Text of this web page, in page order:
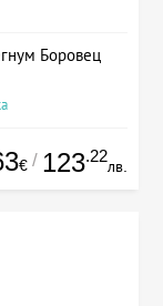
Боровец
€ / 123.22
лв.